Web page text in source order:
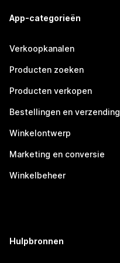
App-categorieën
Verkoopkanalen
Producten zoeken
Producten verkopen
Bestellingen en verzending
Winkelontwerp
Marketing en conversie
Winkelbeheer
Hulpbronnen